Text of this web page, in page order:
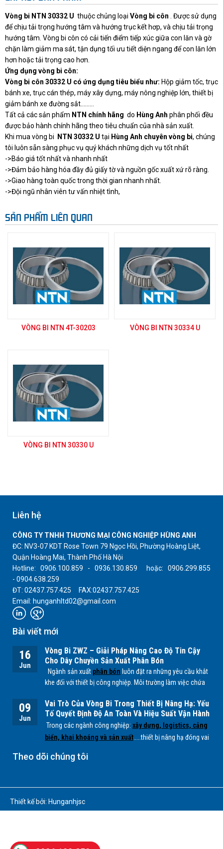
Vòng bi NTN 30332 U thuộc chủng loại Vòng bi côn
. Được sử dụng
để chịu tải trọng hướng tâm và hướng trục kết hơp, và chịu tải trọng
hướng tâm. Vòng bi côn có cải tiến điểm tiếp xúc giữa con lăn và gờ
chặn làm giảm ma sát, tận dụng tối ưu tiết diện ngang để con lăn lớn
hơn hoặc tải trọng cao hơn.
Ứng dụng vòng bi côn:
Vòng bi côn 30332 U có ứng dụng tiêu biểu như: Hộp giảm tốc, trục
bánh xe, trục cán thép, máy xây dựng, máy nông nghiệp lớn, thiết bị
giảm bánh xe đường sắt.........
Tất cả các sản phẩm NTN chính hãng do Hùng Anh phân phối đều
được bảo hành chính hãng theo tiêu chuẩn của nhà sản xuất.
Khi mua vòng bi
NTN 30332 U tại Hùng Anh chuyên vòng bi, chúng
tôi luôn sẵn sàng phục vụ quý khách những dịch vụ tốt nhất
->Báo giá tốt nhất và nhanh nhất
->Đảm bảo hàng hóa đầy đủ giấy tờ và nguồn gốc xuất xứ rõ ràng.
->Giao hàng toàn quốc trong thời gian nhanh nhất.
->Đội ngũ nhân viên tư vấn nhiệt tình,
SẢN PHẨM LIÊN QUAN
VÒNG BI NTN 4T-30203 VÒNG BI NTN 30334 U
VÒNG BI NTN 30330 U
Liên hệ
CÔNG TY TNHH THƯƠNG MẠI CÔNG NGHIỆP HÙNG ANH
ĐC: NV3-07 KDT Rose Town 79 Ngọc Hồi, Phường Hoàng Liệt,
Quận Hoàng Mai, Thành Phố Hà Nội
Hotline: 0906.100.859 - 0936.130.859 hoặc: 0906.299.855
- 0904.638.259
ĐT: 02437.757.425 FAX:02437.757.425
Email: hunganhltd02@gmail.com
Bài viết mới
16
Jun
Vòng Bi ZWZ – Giải Pháp Nâng Cao Độ Tin Cậy
Cho Dây Chuyền Sản Xuất Phân Bón
Ngành sản xuất phân bón luôn đặt ra những yêu cầu khắt
khe đối với thiết bị công nghiệp. Môi trường làm việc chứa
quá trình sản xuấtNPK, lân, đạm
... có thể ảnh hưởng trực
tiếp đến tuổi thọ của các bộ phận cơ khí, đặc biệt làvòng
bi.
09
Jun
Vai Trò Của Vòng Bi Trong Thiết Bị Nâng Hạ: Yếu
Tố Quyết Định Độ An Toàn Và Hiệu Suất Vận Hành
Trong các ngành công nghiệp: xây dựng, logistics, cảng
biển, khai khoáng và sản xuất .....thiết bị nâng hạ đóng vai
tải trọng lớn. Để các hệ thống này hoạt động ổn định, an
Theo dõi chúng tôi
Thiết kế bởi: Hunganhjsc